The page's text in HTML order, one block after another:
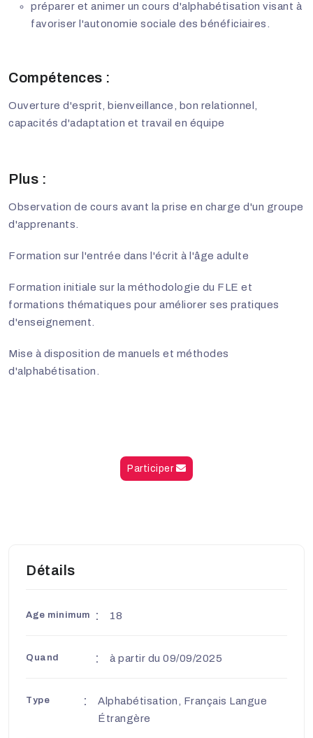
préparer et animer un cours d'alphabétisation visant à
favoriser l'autonomie sociale des bénéficiaires.
Compétences :
Ouverture d'esprit, bienveillance, bon relationnel,
capacités d'adaptation et travail en équipe
Plus :
Observation de cours avant la prise en charge d'un groupe
d'apprenants.
Formation sur l'entrée dans l'écrit à l'âge adulte
Formation initiale sur la méthodologie du FLE et
formations thématiques pour améliorer ses pratiques
d'enseignement.
Mise à disposition de manuels et méthodes
d'alphabétisation.
Participer
Détails
Age minimum 18
Quand à partir du 09/09/2025
Type
Alphabétisation, Français Langue
Étrangère